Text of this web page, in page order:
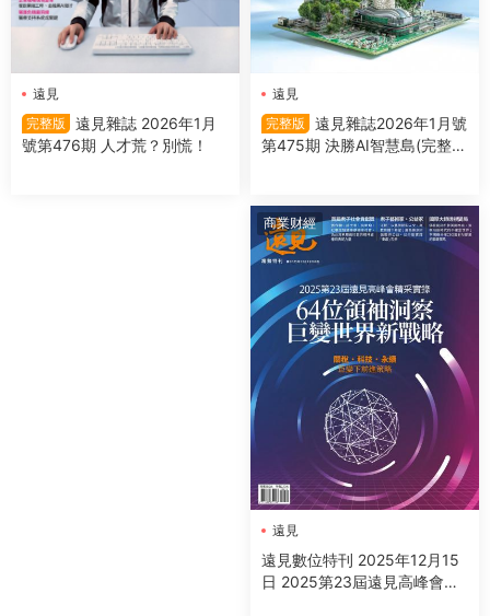
遠見
完整版
遠見雜誌 2026年1月
號第476期 人才荒？別慌！
遠見
完整版
遠見雜誌2026年1月號
第475期 決勝AI智慧島(完整
商業财經
遠見
遠見數位特刊 2025年12月15
日 2025第23屆遠見高峰會精